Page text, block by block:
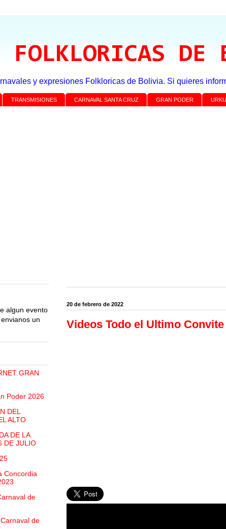
FOLKLORICAS
y expresiones Folkloricas de Bolivia. Si quieres
TRANSMISIONES CARNAVAL SANTA CRUZ GRAN PODER
20 de febrero de 2022
Videos Todo el Ultimo
algun evento
un
GRAN
Poder 2026
DEL
ALTO
DE LA
DE JULIO
Concordia
de
de